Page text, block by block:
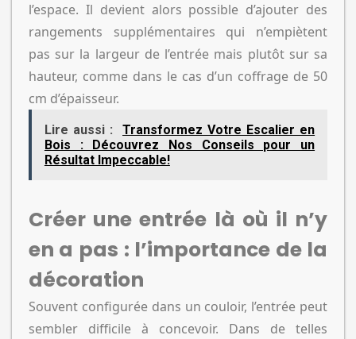
l’espace. Il devient alors possible d’ajouter des
rangements supplémentaires qui n’empiètent
pas sur la largeur de l’entrée mais plutôt sur sa
hauteur, comme dans le cas d’un coffrage de 50
cm d’épaisseur.
Lire aussi :
Transformez Votre Escalier en
Bois : Découvrez Nos Conseils pour un
Résultat Impeccable!
Créer une entrée là où il n’y
en a pas : l’importance de la
décoration
Souvent configurée dans un couloir, l’entrée peut
sembler difficile à concevoir. Dans de telles